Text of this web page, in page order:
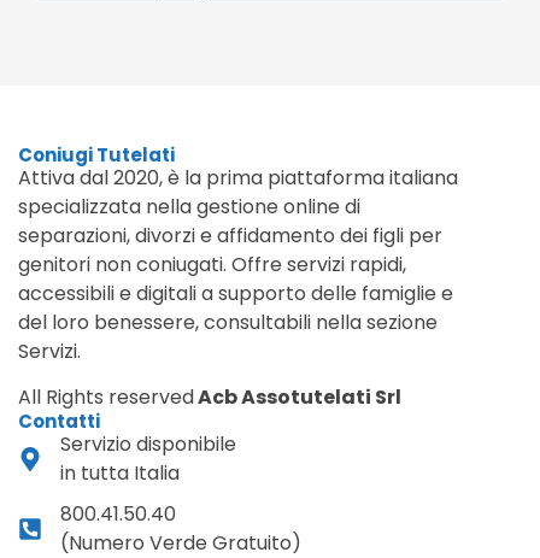
Coniugi Tutelati
Attiva dal 2020, è la prima piattaforma italiana
specializzata nella gestione online di
separazioni, divorzi e affidamento dei figli per
genitori non coniugati. Offre servizi rapidi,
accessibili e digitali a supporto delle famiglie e
del loro benessere, consultabili nella sezione
Servizi.
All Rights reservedAcb Assotutelati Srl
Contatti
Servizio disponibile
in tutta Italia
800.41.50.40
(Numero Verde Gratuito)